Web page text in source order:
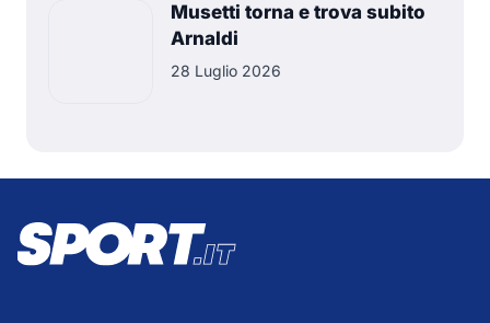
Musetti torna e trova subito
Arnaldi
28 Luglio 2026